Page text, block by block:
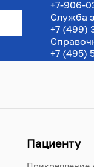
+7-906-
Служба
+7 (499)
+7 (495)
Пациенту